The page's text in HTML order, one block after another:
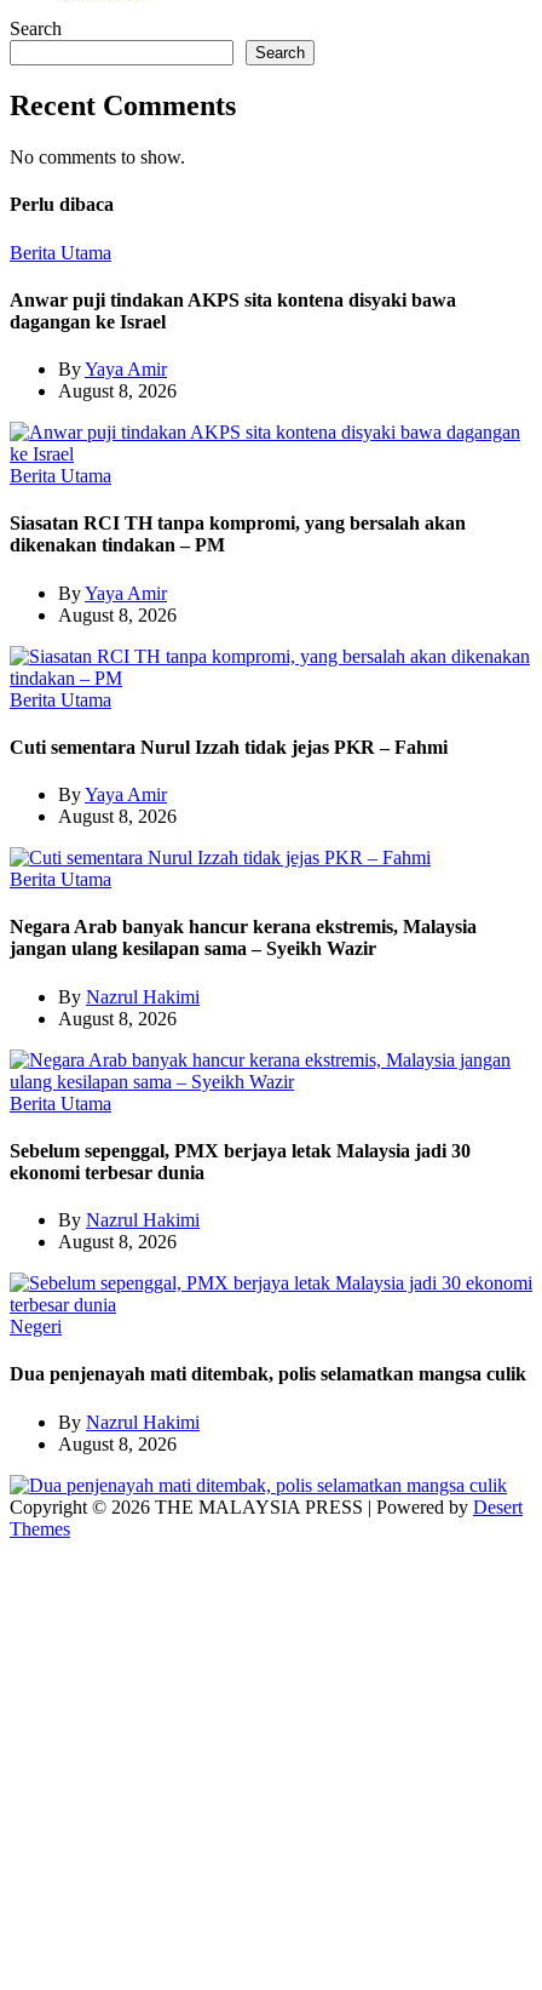
Search
Search
Recent Comments
No comments to show.
Perlu dibaca
Berita Utama
Anwar puji tindakan AKPS sita kontena disyaki bawa
dagangan ke Israel
ByYaya Amir
August 8, 2026
Berita Utama
Siasatan RCI TH tanpa kompromi, yang bersalah akan
dikenakan tindakan – PM
ByYaya Amir
August 8, 2026
Berita Utama
Cuti sementara Nurul Izzah tidak jejas PKR – Fahmi
ByYaya Amir
August 8, 2026
Berita Utama
Negara Arab banyak hancur kerana ekstremis, Malaysia
jangan ulang kesilapan sama – Syeikh Wazir
By Nazrul Hakimi
August 8, 2026
Berita Utama
Sebelum sepenggal, PMX berjaya letak Malaysia jadi 30
ekonomi terbesar dunia
By Nazrul Hakimi
August 8, 2026
Negeri
Dua penjenayah mati ditembak, polis selamatkan mangsa culik
By Nazrul Hakimi
August 8, 2026
Copyright © 2026 THE MALAYSIA PRESS | Powered by Desert
Themes